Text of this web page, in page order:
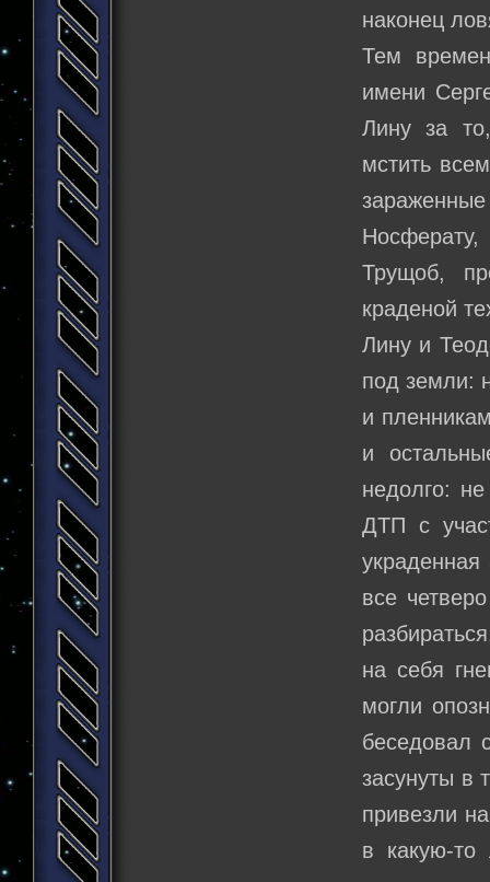
наконец
Тем
имени
Лину за
мстить
Трущоб,
краденой
Лину и
под земли:
и
и
недолго:
ДТП с
все
на себя
могли
беседовал
засунуты в
привезли
в какую-